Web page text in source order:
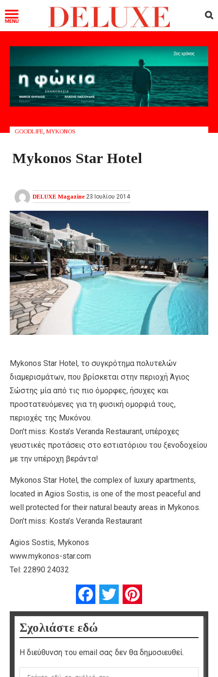
GOODLIFE MYKONOS
Mykonos Star Hotel
DELUXE Magazine 23 Ιουλίου 2014
Mykonos Star Hotel, το συγκρότημα πολυτελών
διαμερισμάτων, που βρίσκεται στην περιοχή Άγιος
Σώστης μία από τις πιο όμορφες, ήσυχες και
προστατευόμενες για τη φυσική ομορφιά τους,
περιοχές της Μυκόνου.
Don’t miss: Kosta’s Veranda Restaurant, υπέροχες
γευστικές προτάσεις στο εστιατόριου του ξενοδοχείου
με την υπέροχη βεράντα!
Mykonos Star Hotel, the complex of luxury apartments,
located in Agios Sostis, is one of the most peaceful and
well protected for their natural beauty areas in Mykonos.
Don’t miss: Kosta’s Veranda Restaurant
Agios Sostis, Mykonos
www.mykonos-star.com
Tel: 22890 24032
FacebookTwitter
Σχολιάστε εδώ
Η διεύθυνση του email σας δεν θα δημοσιευθεί.